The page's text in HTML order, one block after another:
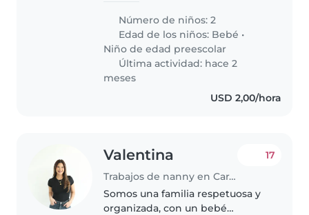
que a veces pueda cuidar a los
niños los fines de semana.
Preferiblemente una niñera con..
Número de niños: 2
Edad de los niños: Bebé •
Niño de edad preescolar
Última actividad: hace 2
meses
USD 2,00/hora
Valentina
Trabajos de nanny en Caracas
17
Somos una familia respetuosa y
organizada, con un bebé